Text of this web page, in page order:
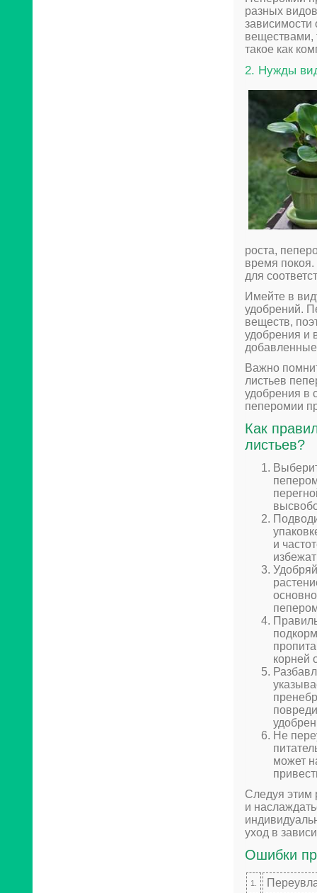
разных
зависимости
веществами,
такое как
2. Нужды
роста,
время
для
Имейте в
удобрений.
веществ,
удобрения и
Важно
листьев
удобрения в
пеперомии
Как
листьев?
и
корней
Не
может
Следуя этим
и
уход в
Ошибки
1.